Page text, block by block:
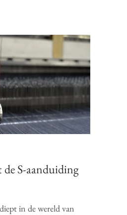
de S-aanduiding
in de wereld van